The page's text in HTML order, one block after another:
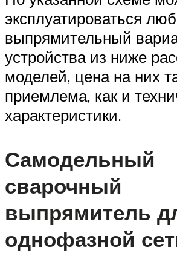
эксплуатироваться
выпрямительный
устройства из ниже
моделей, цена на них
приемлема, как и
характеристики.
Самодельный
сварочный
выпрямитель
однофазной